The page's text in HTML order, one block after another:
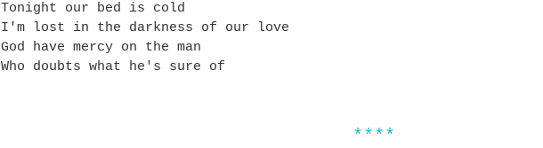
Tonight our bed is cold
I'm lost in the darkness of our love
God have mercy on the man
Who doubts what he's sure of
****